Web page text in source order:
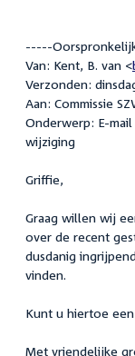
-----
Van: Kent, B. van <
Verzonden:
Aan: Commissie
Onderwerp: E-
wijziging
Griffie,
Graag willen wij
over de recent
dusdanig
vinden.
Kunt u hiertoe
Met vriendelijke